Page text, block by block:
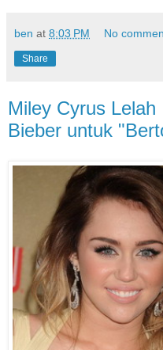
ben at 8:03 PM No
Share
Miley Cyrus
Bieber untuk